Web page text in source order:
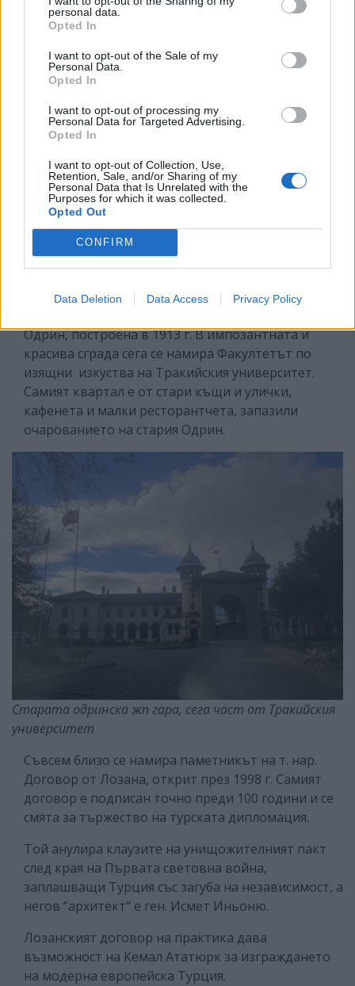
personal data.
Opted In
I want to opt-out of the Sale of my
Personal Data.
Opted In
I want to opt-out of processing my
Personal Data for Targeted Advertising.
Opted In
I want to opt-out of Collection, Use,
Retention, Sale, and/or Sharing of my
Personal Data that Is Unrelated with the
Purposes for which it was collected.
Opted Out
CONFIRM
Data Deletion Data Access Privacy Policy
Голямата синагога - в ремонт
Оригиналната сграда изгаря в 1903 г. Тогава на
същото място, свещено за израилтяните,
поредният султан строи нов храм, известен днес
като Голямата синагога и е сред най-
внушителните в Европа. За съжаление, и тя е
затворена заради ремонт.
В квартала Караагач пък е запазена и
Одрин, построена в 1913 г. В импозантната и
красива сграда сега се намира Факултетът по
изящни изкуства на Тракийския университет.
Самият квартал е от стари къщи и улички,
кафенета и малки ресторантчета, запазили
очарованието на стария Одрин.
Старата одринска жп гара, сега част от Тракийския
университет
Съвсем близо се намира паметникът на т. нар.
Договор от Лозана, открит през 1998 г. Самият
договор е подписан точно преди 100 години и се
смята за тържество на турската дипломация.
Той анулира клаузите на унищожителният пакт
след края на Първата световна война,
заплашващи Турция със загуба на независимост, а
негов “архитект“ е ген. Исмет Иньоню.
Лозанският договор на практика дава
възможност на Кемал Ататюрк за изграждането
на модерна европейска Турция.